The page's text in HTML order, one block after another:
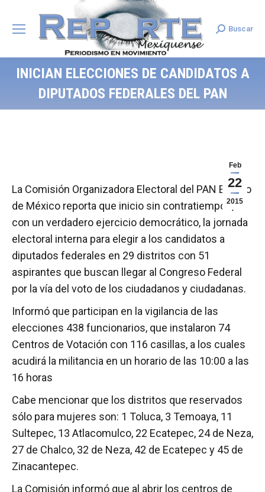
Search:
Buscar
INICIAN ELECCIONES DE CANDIDATOS A
DIPUTADOS FEDERALES DEL PAN
Feb
22
2015
La Comisión Organizadora Electoral del PAN Estado
de México reporta que inicio sin contratiempos,
con un verdadero ejercicio democrático, la jornada
electoral interna para elegir a los candidatos a
diputados federales en 29 distritos con 51
aspirantes que buscan llegar al Congreso Federal
por la vía del voto de los ciudadanos y ciudadanas.
Informó que participan en la vigilancia de las
elecciones 438 funcionarios, que instalaron 74
Centros de Votación con 116 casillas, a los cuales
acudirá la militancia en un horario de las 10:00 a las
16 horas
Cabe mencionar que los distritos que reservados
sólo para mujeres son: 1 Toluca, 3 Temoaya, 11
Sultepec, 13 Atlacomulco, 22 Ecatepec, 24 de Neza,
27 de Chalco, 32 de Neza, 42 de Ecatepec y 45 de
Zinacantepec.
La Comisión informó que al abrir los centros de